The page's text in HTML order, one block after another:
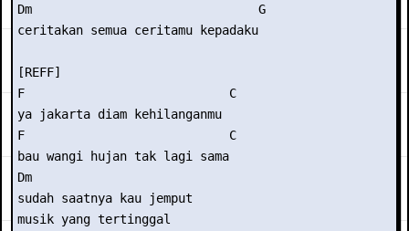
Dm                               G
ceritakan semua ceritamu kepadaku
[REFF]
F                            C
ya jakarta diam kehilanganmu
F                            C
bau wangi hujan tak lagi sama
Dm
sudah saatnya kau jemput
musik yang tertinggal